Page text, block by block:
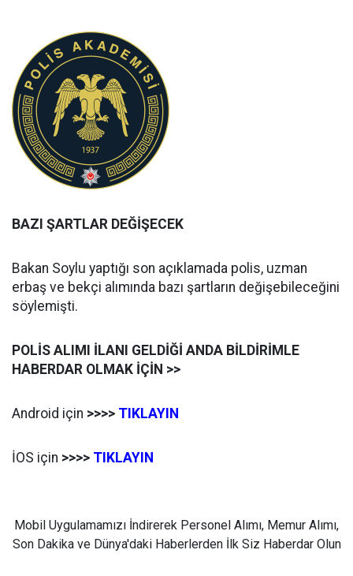
BAZI ŞARTLAR DEĞİŞECEK
Bakan Soylu yaptığı son açıklamada polis, uzman
erbaş ve bekçi alımında bazı şartların değişebileceğini
söylemişti.
POLİS ALIMI İLANI GELDİĞİ ANDA BİLDİRİMLE
HABERDAR OLMAK İÇİN >>
Android için >>>> TIKLAYIN
İOS için >>>> TIKLAYIN
Mobil Uygulamamızı İndirerek Personel Alımı, Memur Alımı,
Son Dakika ve Dünya'daki Haberlerden İlk Siz Haberdar Olun